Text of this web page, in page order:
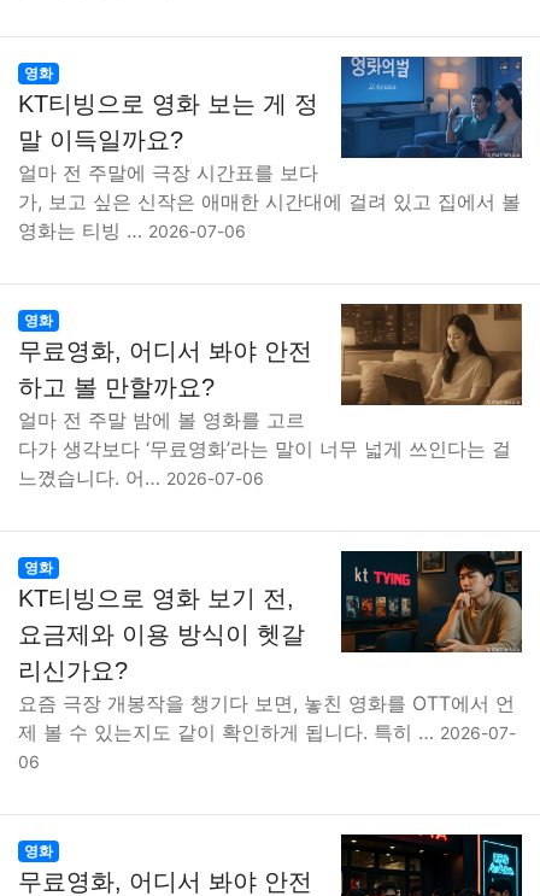
영화
KT티빙으로 영화 보는 게 정
말 이득일까요?
얼마 전 주말에 극장 시간표를 보다
가, 보고 싶은 신작은 애매한 시간대에 걸려 있고 집에서 볼
영화는 티빙 … 2026-07-06
영화
무료영화, 어디서 봐야 안전
하고 볼 만할까요?
얼마 전 주말 밤에 볼 영화를 고르
다가 생각보다 ‘무료영화’라는 말이 너무 넓게 쓰인다는 걸
느꼈습니다. 어… 2026-07-06
영화
KT티빙으로 영화 보기 전,
요금제와 이용 방식이 헷갈
리신가요?
요즘 극장 개봉작을 챙기다 보면, 놓친 영화를 OTT에서 언
제 볼 수 있는지도 같이 확인하게 됩니다. 특히 … 2026-07-
06
영화
무료영화, 어디서 봐야 안전